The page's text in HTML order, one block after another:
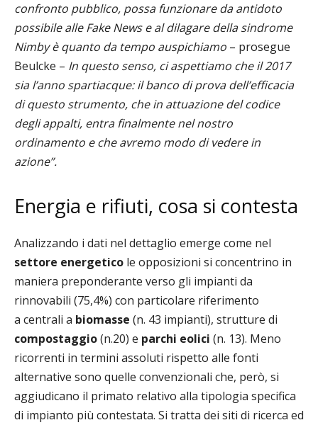
confronto pubblico, possa funzionare da antidoto
possibile alle Fake News e al dilagare della sindrome
Nimby è quanto da tempo auspichiamo – prosegue
Beulcke – In questo senso, ci aspettiamo che il 2017
sia l’anno spartiacque: il banco di prova dell’efficacia
di questo strumento, che in attuazione del codice
degli appalti, entra finalmente nel nostro
ordinamento e che avremo modo di vedere in
azione”.
Energia e rifiuti, cosa si contesta
Analizzando i dati nel dettaglio emerge come nel
settore energetico le opposizioni si concentrino in
maniera preponderante verso gli impianti da
rinnovabili (75,4%) con particolare riferimento
a centrali a biomasse (n. 43 impianti), strutture di
compostaggio(n.20) e parchi eolici (n. 13). Meno
ricorrenti in termini assoluti rispetto alle fonti
alternative sono quelle convenzionali che, però, si
aggiudicano il primato relativo alla tipologia specifica
di impianto più contestata. Si tratta dei siti di ricerca ed